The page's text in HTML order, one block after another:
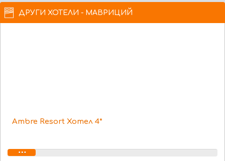
ДРУГИ ХОТЕЛИ - МАВРИЦИЙ
Ambre Resort Хотел 4*